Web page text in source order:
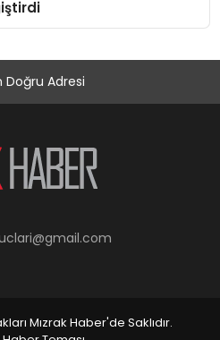
Doğru Adresi
Mızrak Haber'de Saklıdır.